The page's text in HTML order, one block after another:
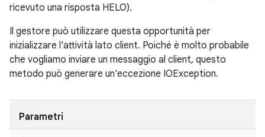
ricevuto una risposta HELO).
Il gestore può utilizzare questa opportunità per
inizializzare l'attività lato client. Poiché è molto probabile
che vogliamo inviare un messaggio al client, questo
metodo può generare un'eccezione IOException.
Parametri